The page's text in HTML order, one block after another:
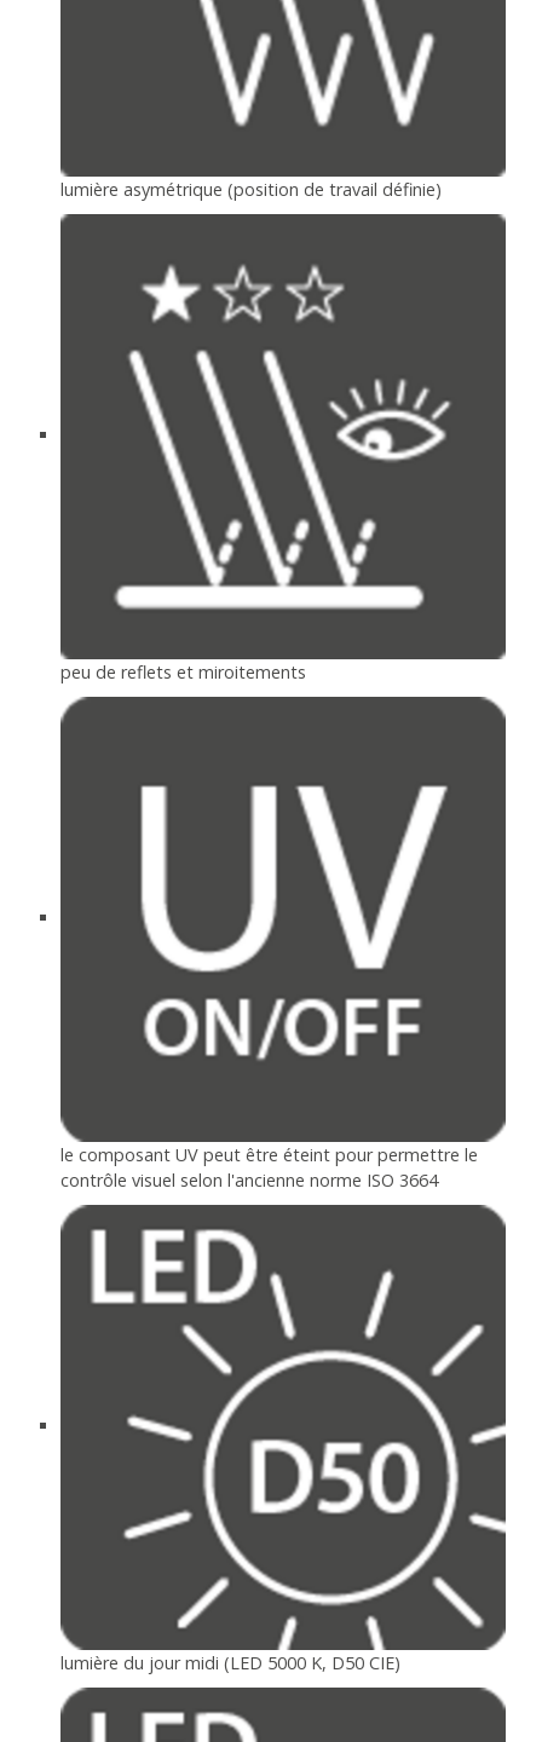
lumière asymétrique (position de travail définie)
peu de reflets et miroitements
le composant UV peut être éteint pour permettre le
contrôle visuel selon l'ancienne norme ISO 3664
lumière du jour midi (LED 5000 K, D50 CIE)